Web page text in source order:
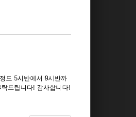
도 5시반에서 9시반까
드립니다! 감사합니다!